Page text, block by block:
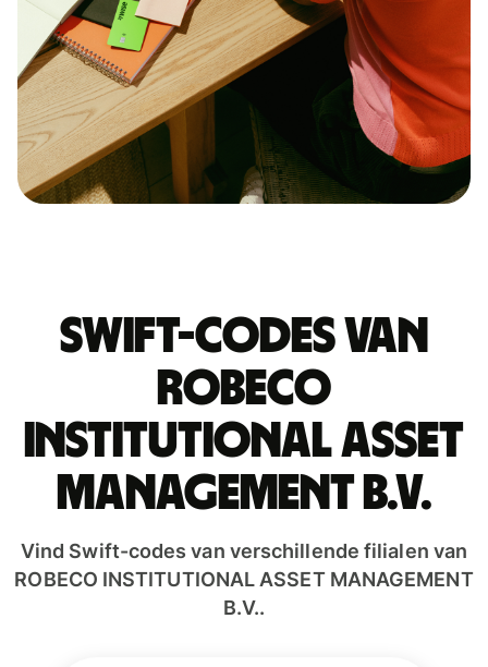
Swift-codes van
ROBECO
INSTITUTIONAL ASSET
MANAGEMENT B.V.
Vind Swift-codes van verschillende filialen van
ROBECO INSTITUTIONAL ASSET MANAGEMENT
B.V..